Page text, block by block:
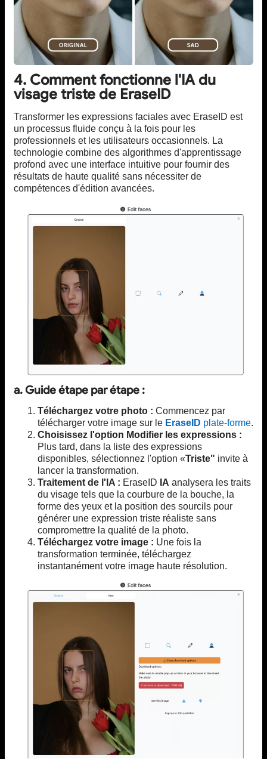
4. Comment fonctionne l'IA du
visage triste de EraseID
Transformer les expressions faciales avec EraseID est
un processus fluide conçu à la fois pour les
professionnels et les utilisateurs occasionnels. La
technologie combine des algorithmes d'apprentissage
profond avec une interface intuitive pour fournir des
résultats de haute qualité sans nécessiter de
compétences d'édition avancées.
a. Guide étape par étape :
Téléchargez votre photo : Commencez par
télécharger votre image sur le EraseID plate-forme.
Choisissez l'option Modifier les expressions :
Plus tard, dans la liste des expressions
disponibles, sélectionnez l'option «Triste" invite à
lancer la transformation.
Traitement de l'IA : EraseID IA analysera les traits
du visage tels que la courbure de la bouche, la
forme des yeux et la position des sourcils pour
générer une expression triste réaliste sans
compromettre la qualité de la photo.
Téléchargez votre image : Une fois la
transformation terminée, téléchargez
instantanément votre image haute résolution.